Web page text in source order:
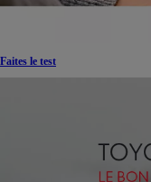
Faites le test